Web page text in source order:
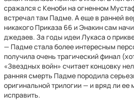
сражался с Кеноби на огненном
встречал там Падме. А еще в ранней
никакого Приказа 66 и Энакин сам
джедаев. За годы идеи Лукаса о
— Падме стала более интересным
получила очень трагический финал
«Звездных войн» считает концовку
ранняя смерть Падме породила
оригинальной трилогии — и вряд ли ее
исправить.